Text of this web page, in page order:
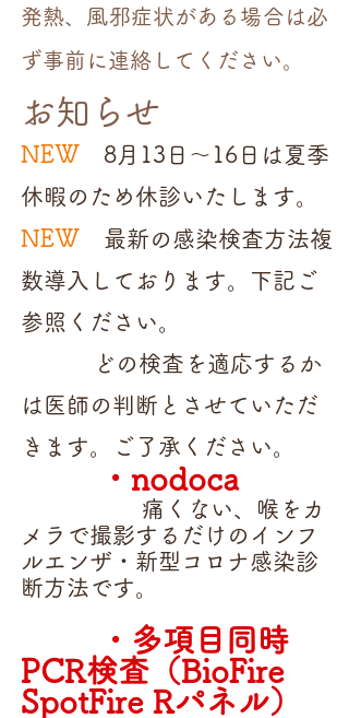
​発熱、風邪症状がある場合は必
ず事前に連絡してください。
お知ら せ
NEW 8月13日〜16日は夏季
休暇のため休診いたします。
NEW 最新の感染検査方法複
数導入しております。下記ご
参照ください。
どの検査を適応するか
は 医師の判断とさせていただ
きます。ご了承ください。
・nodoca
痛くない、喉をカ
メラで撮影するだけのインフ
ルエンザ・新型コロナ感染診
断方法です。
・多項目同時
PCR検査（BioFire
SpotFire Rパネル）